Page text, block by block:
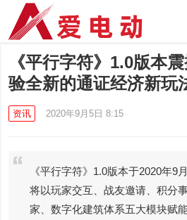
《平行字符》1.0版本
验全新的通证经济新玩
资讯 2020年9月5日 8:15
《平行字符》1.0版本于2020年9
将以玩家交互、战友邀请、积分
家、数字化建筑体系五大模块赋